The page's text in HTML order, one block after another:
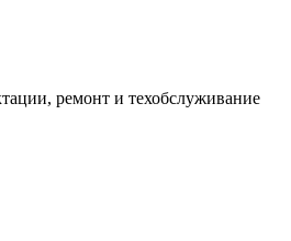
ремонт и техобслуживание